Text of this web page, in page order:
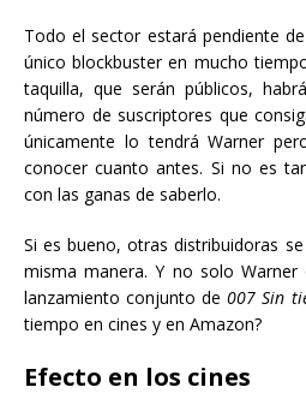
Todo el sector estará pendiente de
único blockbuster en mucho
taquilla, que serán públicos,
número de suscriptores que
únicamente lo tendrá Warner
conocer cuanto antes. Si no es
con las ganas de saberlo.
Si es bueno, otras distribuidoras
misma manera. Y no solo
lanzamiento conjunto de007 Sin
tiempo en cines y en Amazon?
Efecto en los cines